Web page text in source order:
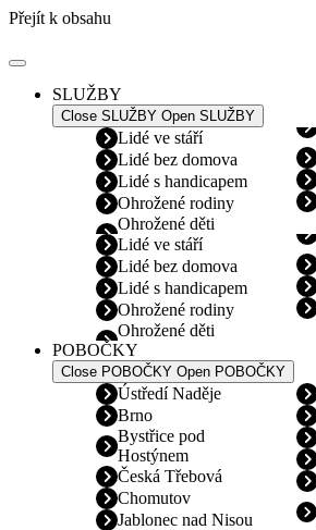
Přejít k obsahu
SLUŽBY
Close SLUŽBY Open SLUŽBY
Lidé ve stáří
Lidé bez domova
Lidé s handicapem
Ohrožené rodiny
Ohrožené děti
Lidé ve stáří
Lidé bez domova
Lidé s handicapem
Ohrožené rodiny
Ohrožené děti
POBOČKY
Close POBOČKY Open POBOČKY
Ústředí Naděje
Brno
Bystřice pod
Hostýnem
Česká Třebová
Chomutov
Jablonec nad Nisou